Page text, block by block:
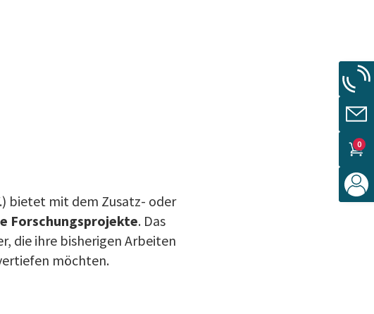
0
bietet mit dem Zusatz- oder
Forschungsprojekte. Das
die ihre bisherigen Arbeiten
möchten.